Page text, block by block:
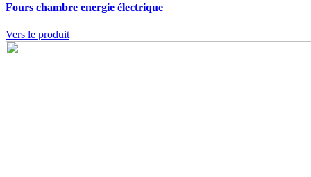
Fours chambre energie électrique
Vers le produit